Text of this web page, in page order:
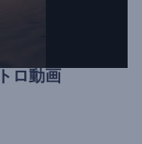
ロ動画